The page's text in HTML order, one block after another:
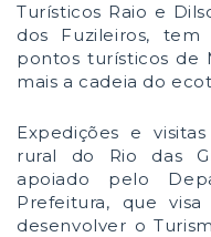
Turísticos Raio e
dos Fuzileiros,
pontos turísticos de
mais a cadeia do
Expedições e
rural do Rio das
apoiado pelo
Prefeitura, que
desenvolver o